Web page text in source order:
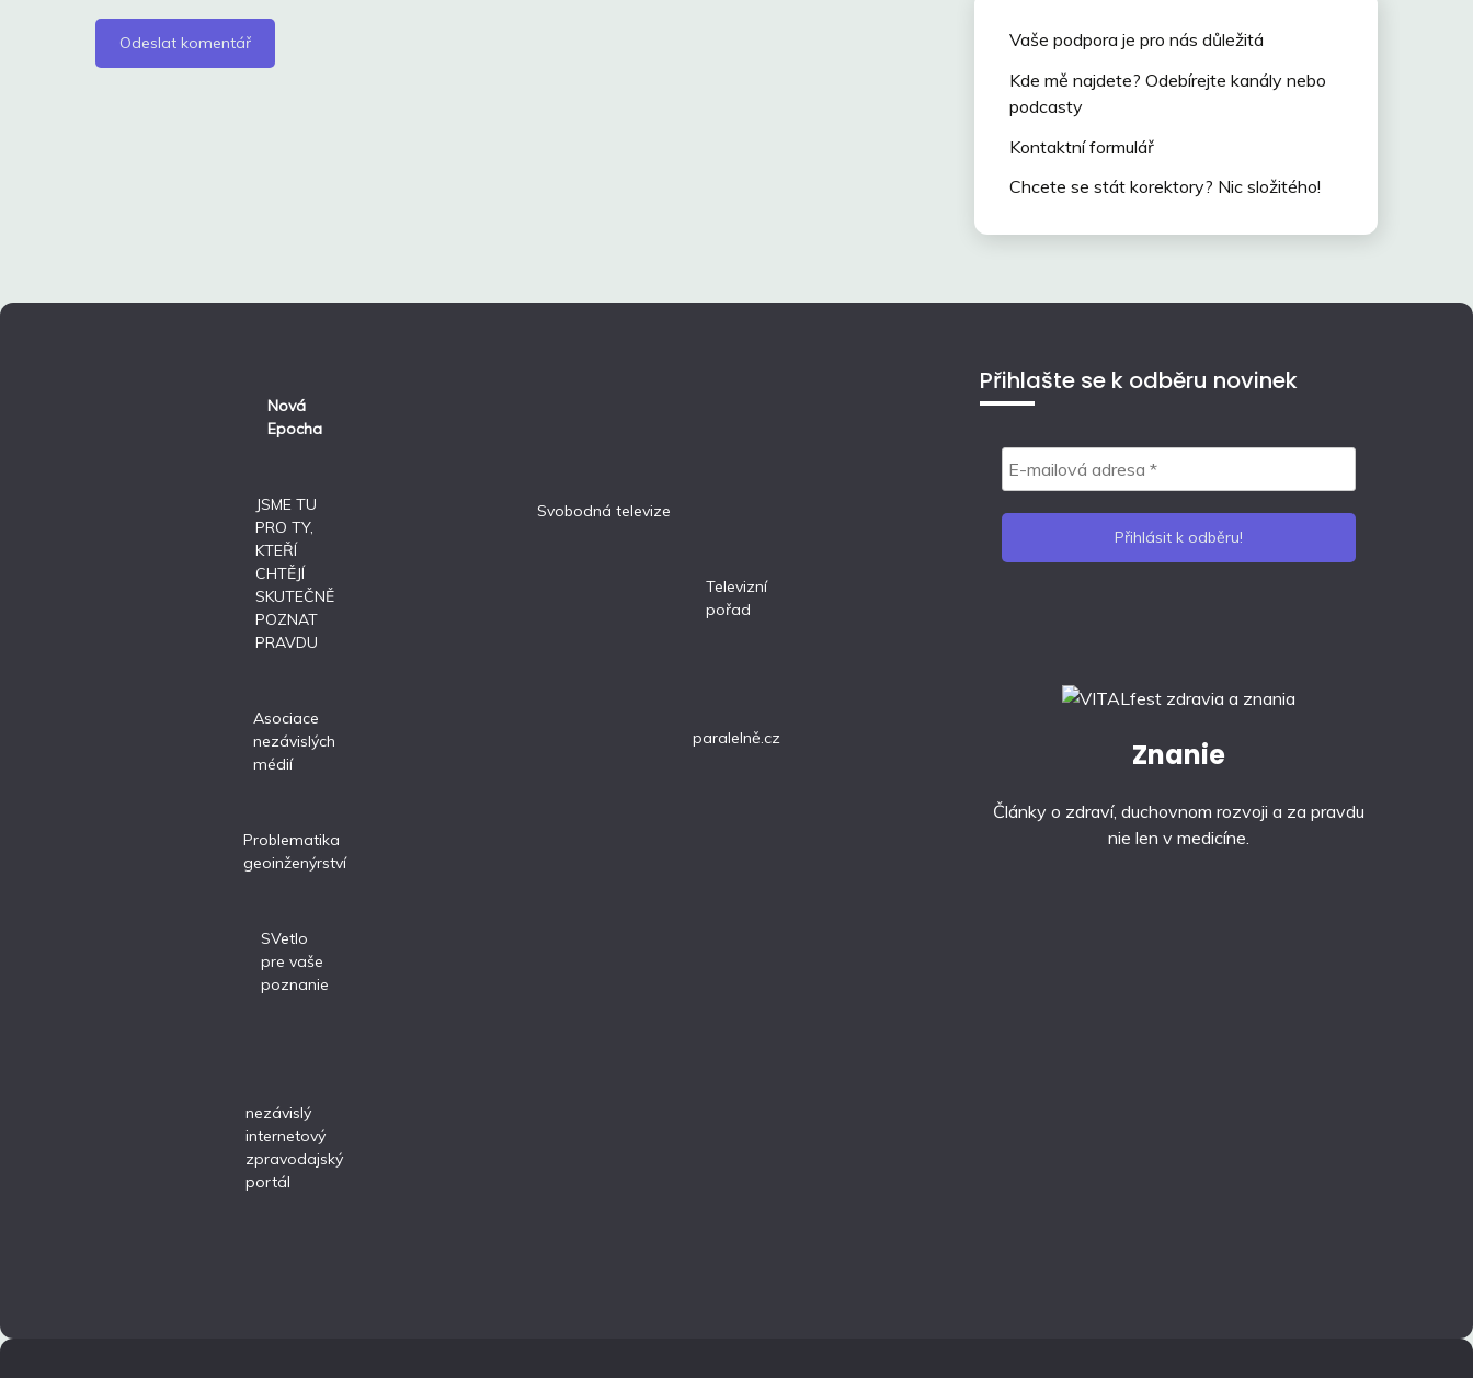
Vaše podpora je pro nás důležitá
Kde mě najdete? Odebírejte kanály nebo
podcasty
Kontaktní formulář
Chcete se stát korektory? Nic složitého!
Nová
Epocha
JSME TU
PRO TY,
KTEŘÍ
CHTĚJÍ
SKUTEČNĚ
POZNAT
PRAVDU
Asociace
nezávislých
médií
Problematika
geoinženýrství
SVetlo
pre vaše
poznanie
nezávislý
internetový
zpravodajský
portál
Svobodná televize
Televizní
pořad
paralelně.cz
Přihlašte se k odběru novinek
Znanie
Články o zdraví, duchovnom rozvoji a za pravdu
nie len v medicíne.